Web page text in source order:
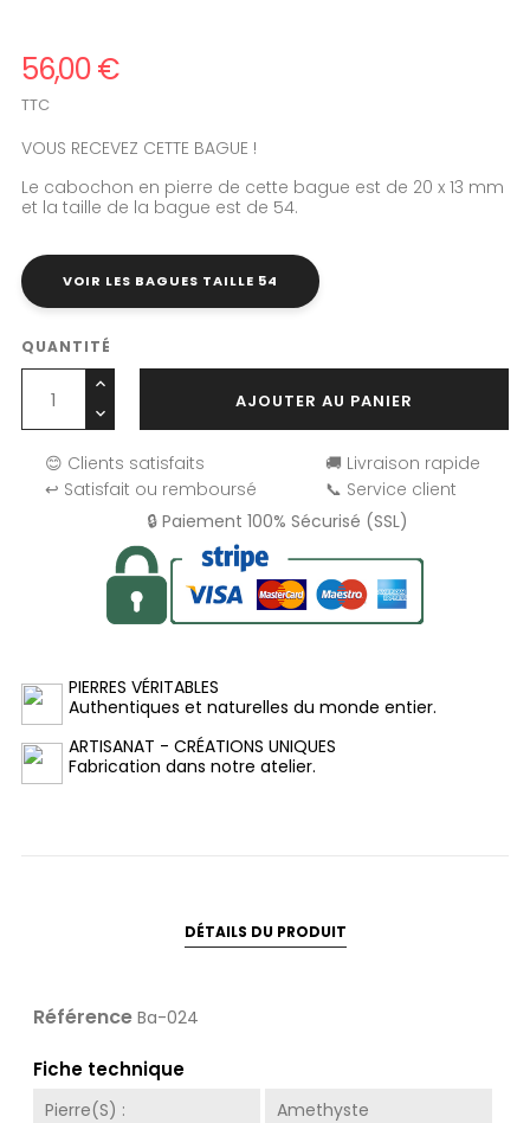
56,00 €
TTC
VOUS RECEVEZ CETTE BAGUE !
Le cabochon en pierre de cette bague est de 20 x 13 mm
et la taille de la bague est de 54.
VOIR LES BAGUES TAILLE 54
QUANTITÉ
AJOUTER AU PANIER
😊 Clients satisfaits
🚚 Livraison rapide
↩️ Satisfait ou remboursé
📞 Service client
🔒 Paiement 100% Sécurisé (SSL)
PIERRES VÉRITABLES
Authentiques et naturelles du monde entier.
ARTISANAT - CRÉATIONS UNIQUES
Fabrication dans notre atelier.
DÉTAILS DU PRODUIT
Référence Ba-024
Fiche technique
Pierre(s) : Amethyste